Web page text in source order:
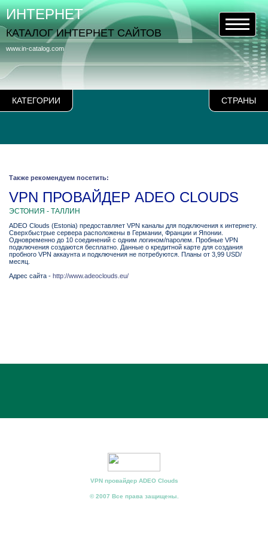
КАТЕГОРИИ СТРАНЫ
www.in-catalog.com
ИНТЕРНЕТ
КАТАЛОГ ИНТЕРНЕТ САЙТОВ
Также рекомендуем посетить:
VPN ПРОВАЙДЕР ADEO CLOUDS
ЭСТОНИЯ - ТАЛЛИН
ADEO Clouds (Estonia) предоставляет VPN каналы для подключения к интернету.
Сверхбыстрые сервера расположены в Германии, Франции и Японии.
Одновременно до 10 соединений с одним логином/паролем. Пробные VPN
подключения создаются бесплатно. Данные о кредитной карте для создания
пробного VPN аккаунта и подключения не потребуются. Планы от 3,99 USD/
месяц.
Адрес сайта - http://www.adeoclouds.eu/
VPN провайдер ADEO Clouds
© 2007 Все права защищены.